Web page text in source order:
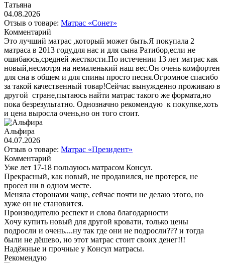
Татьяна
04.08.2026
Отзыв о товаре: Матрас «Сонет»
Комментарий
Это лучший матрас ,который может быть.Я покупала 2
матраса в 2013 году,для нас и для сына Ратибор,если не
ошибаюсь,средней жесткости.По истечении 13 лет матрас как
новый,несмотря на немаленький наш вес.Он очень комфортен
для сна в общем и для спины просто песня.Огромное спасибо
за такой качественный товар!Сейчас вынужденно проживаю в
другой стране,пытаюсь найти матрас такого же формата,но
пока безрезультатно. Однозначно рекомендую к покупке,хоть
и цена выросла очень,но он того стоит.
Альфира
04.07.2026
Отзыв о товаре: Матрас «Президент»
Комментарий
Уже лет 17-18 пользуюсь матрасом Консул.
Прекрасный, как новый, не продавился, не протерся, не
просел ни в одном месте.
Меняла сторонами чаще, сейчас почти не делаю этого, но
хуже он не становится.
Производителю респект и слова благодарности
Хочу купить новый для другой кровати, только цены
подросли и очень....ну так где они не подросли??? и тогда
были не дёшево, но этот матрас стоит своих денег!!!
Надёжные и прочные у Консул матрасы.
Рекомендую